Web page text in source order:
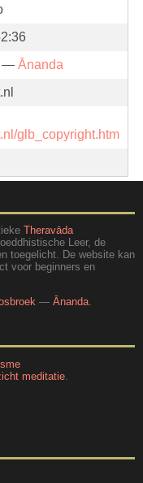
Ānanda
glb_copyright.htm
Theravāda
Leer, de
toegelicht. De website kan
voor beginners en
— Ānanda.
meditatie